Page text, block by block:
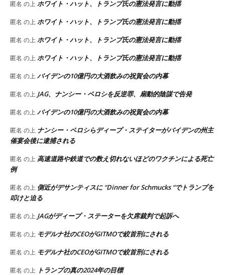
匿名 の上 ホワイト・ハット、トランプ氏の憲法発言に動揺
匿名 の上 ホワイト・ハット、トランプ氏の憲法発言に動揺
匿名 の上 ホワイト・ハット、トランプ氏の憲法発言に動揺
匿名 の上 ホワイト・ハット、トランプ氏の憲法発言に動揺
匿名 の上 バイデンの10億円の大酒飲みの祝賀会の内幕
匿名 の上 JAG、ナンシー・ペロシを反逆罪、扇動的陰謀で告発
匿名 の上 バイデンの10億円の大酒飲みの祝賀会の内幕
匿名 の上 ナンシー・ペロシらディープ・ステイターがバイデンの州主
催宴会後に逮捕される
匿名 の上 高速道路や鉄道での数え切れないほどのワクチンによる死亡
例
匿名 の上 側近がデサンティスに “Dinner for Schmucks “でトランプを
叩けと迫る
匿名 の上 JAGがディープ・ステーターを欠席裁判で起訴へ
匿名 の上 モデルナ社のCEOがGITMOで絞首刑にされる
匿名 の上 モデルナ社のCEOがGITMOで絞首刑にされる
匿名 の上 トランプの真の2024年の目標